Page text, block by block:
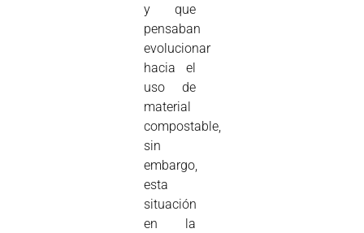
y que
pensaban
evolucionar
hacia el
uso de
material
compostable,
sin
embargo,
esta
situación
en la